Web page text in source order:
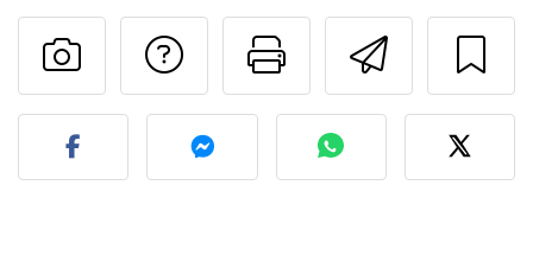
Imprimir
Preguntar al autor
Publicar la foto de esta